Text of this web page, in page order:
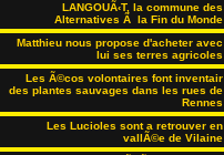
LANGOUÃ‹T, la commune des
Alternatives Ã la Fin du Monde
Matthieu nous propose d'acheter avec
lui ses terres agricoles
Les Ã©cos volontaires font inventair
des plantes sauvages dans les rues de
Rennes
Les Lucioles sont a retrouver en
vallÃ©e de Vilaine